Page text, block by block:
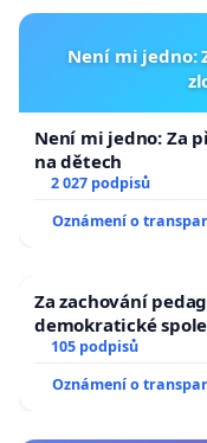
Není mi jedno:
Není mi jedno: Za
na dětech
2 027 podpisů
Oznámení o
Za zachování
demokratické
105 podpisů
Oznámení o